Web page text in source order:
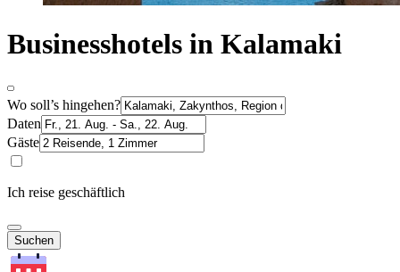
Businesshotels in Kalamaki
Wo soll’s hingehen?
Daten
Gäste
Ich reise geschäftlich
Suchen